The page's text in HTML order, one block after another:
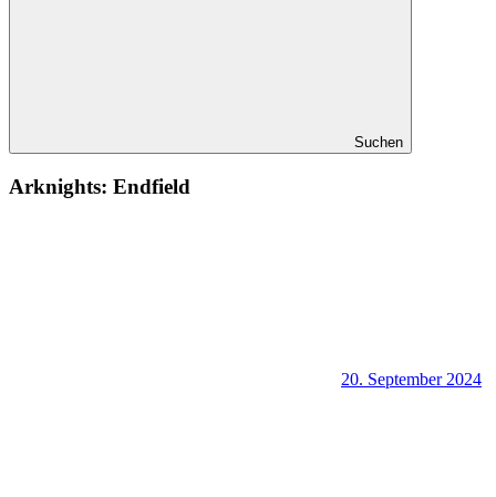
Suchen
Arknights: Endfield
20. September 2024